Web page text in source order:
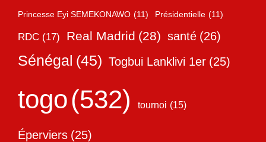
Princesse Eyi SEMEKONAWO (11) Présidentielle (11)
RDC (17) Real Madrid (28) santé (26)
Sénégal (45) Togbui Lanklivi 1er (25)
togo(532) tournoi (15)
Éperviers (25)